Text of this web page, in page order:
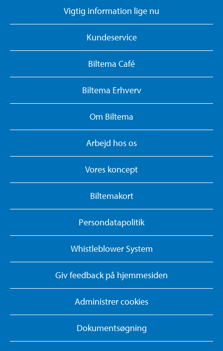
Vigtig information lige nu
Kundeservice
Biltema Café
Biltema Erhverv
Om Biltema
Arbejd hos os
Vores koncept
Biltemakort
Persondatapolitik
Whistleblower System
Giv feedback på hjemmesiden
Administrer cookies
Dokumentsøgning